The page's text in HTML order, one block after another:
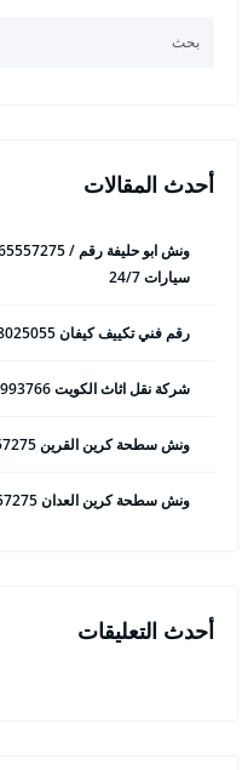
أحدث المقالات
سيارات 24/7
رقم فني تكييف كيفان 98025055 فني تكييف مركزي 24 ساعة
شركة نقل اثاث الكويت 50993766 هاف لوري وانيت نقل عفش
ونش سطحة كرين القرين 65557275 ونش سحب وانقاذ سيارات
ونش سطحة كرين العدان 65557275 ونش سحب وانقاذ سيارات
أحدث التعليقات